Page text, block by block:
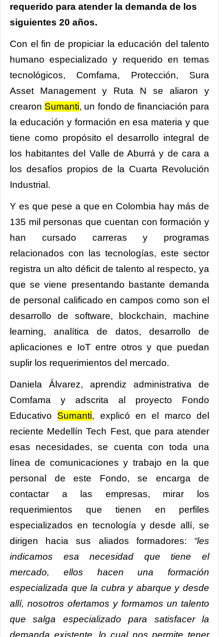
requerido para atender la demanda de los
siguientes 20 años.
Con el fin de propiciar la educación del talento
humano especializado y requerido en temas
tecnológicos, Comfama, Protección, Sura
Asset Management y Ruta N se aliaron y
crearon Sumanti, un fondo de financiación para
la educación y formación en esa materia y que
tiene como propósito el desarrollo integral de
los habitantes del Valle de Aburrá y de cara a
los desafíos propios de la Cuarta Revolución
Industrial.
Y es que pese a que en Colombia hay más de
135 mil personas que cuentan con formación y
han cursado carreras y programas
relacionados con las tecnologías, este sector
registra un alto déficit de talento al respecto, ya
que se viene presentando bastante demanda
de personal calificado en campos como son el
desarrollo de software, blockchain, machine
learning, analítica de datos, desarrollo de
aplicaciones e IoT entre otros y que puedan
suplir los requerimientos del mercado.
Daniela Álvarez, aprendiz administrativa de
Comfama y adscrita al proyecto Fondo
Educativo Sumanti, explicó en el marco del
reciente Medellín Tech Fest, que para atender
esas necesidades, se cuenta con toda una
línea de comunicaciones y trabajo en la que
personal de este Fondo, se encarga de
contactar a las empresas, mirar los
requerimientos que tienen en perfiles
especializados en tecnología y desde allí, se
dirigen hacia sus aliados formadores: “les
indicamos esa necesidad que tiene el
mercado, ellos hacen una formación
especializada que la cubra y abarque y desde
allí, nosotros ofertamos y formamos un talento
que salga especializado para satisfacer la
demanda existente, lo cual nos permite tener